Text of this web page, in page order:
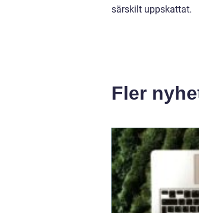
särskilt uppskattat.
Fler